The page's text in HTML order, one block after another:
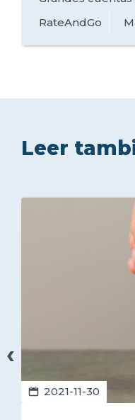
RateAndGo
Leer
2021-11-30
‹